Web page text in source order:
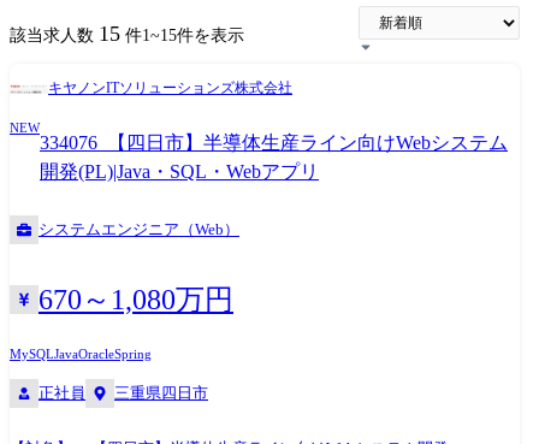
該当求人数 15 件1~15件を表示
キヤノンITソリューションズ株式会社
NEW
334076_【四日市】半導体生産ライン向けWebシステム
開発(PL)|Java・SQL・Webアプリ
システムエンジニア（Web）
670～1,080万円
MySQLJavaOracleSpring
正社員 三重県四日市